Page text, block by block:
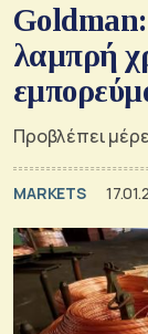
Goldman:
λαμπρή
Προβλέπει
MARKETS